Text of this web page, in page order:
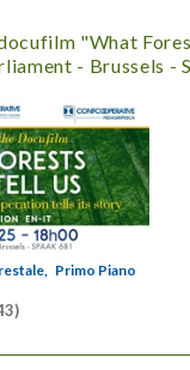
"What
- Brussels -
Primo Piano